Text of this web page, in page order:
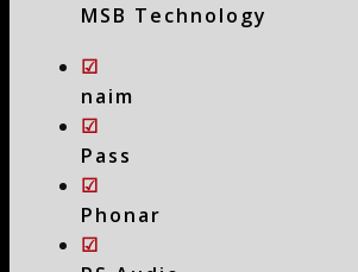
MSB Technology
☑
naim
☑
Pass
☑
Phonar
☑